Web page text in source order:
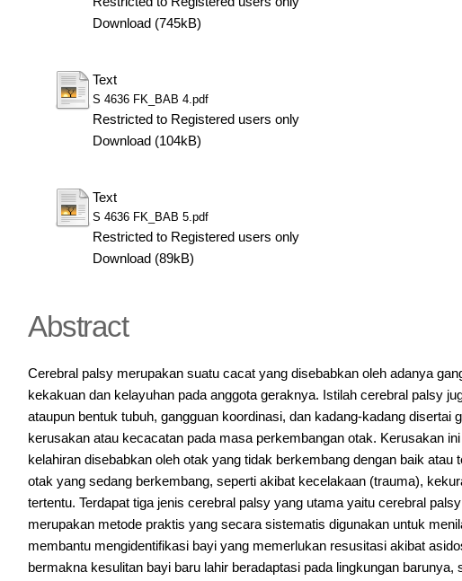
Download (745kB)
Text
S 4636 FK_BAB 4.pdf
Restricted to Registered users only
Download (104kB)
Text
S 4636 FK_BAB 5.pdf
Restricted to Registered users only
Download (89kB)
Abstract
Cerebral palsy merupakan suatu cacat yang disebabkan oleh adanya
kekakuan dan kelayuhan pada anggota geraknya. Istilah cerebral palsy
ataupun bentuk tubuh, gangguan koordinasi, dan kadang-kadang disertai
kerusakan atau kecacatan pada masa perkembangan otak. Kerusakan
kelahiran disebabkan oleh otak yang tidak berkembang dengan baik
otak yang sedang berkembang, seperti akibat kecelakaan (trauma),
tertentu. Terdapat tiga jenis cerebral palsy yang utama yaitu cerebral
merupakan metode praktis yang secara sistematis digunakan untuk
membantu mengidentifikasi bayi yang memerlukan resusitasi akibat
bermakna kesulitan bayi baru lahir beradaptasi pada lingkungan